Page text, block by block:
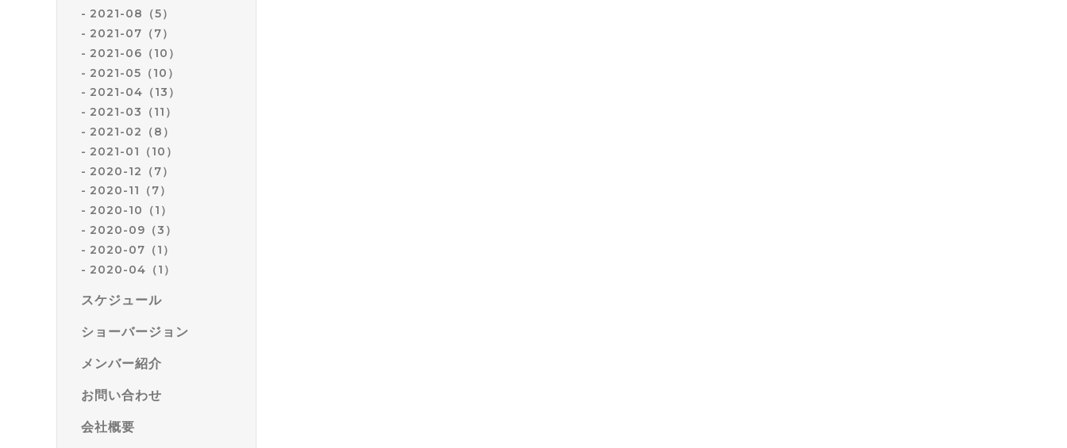
2021-08（5）
2021-07（7）
2021-06（10）
2021-05（10）
2021-04（13）
2021-03（11）
2021-02（8）
2021-01（10）
2020-12（7）
2020-11（7）
2020-10（1）
2020-09（3）
2020-07（1）
2020-04（1）
スケジュール
ショーバージョン
メンバー紹介
お問い合わせ
会社概要